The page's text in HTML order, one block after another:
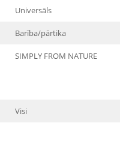
Universāls
Barība/pārtika
SIMPLY FROM NATURE
Visi